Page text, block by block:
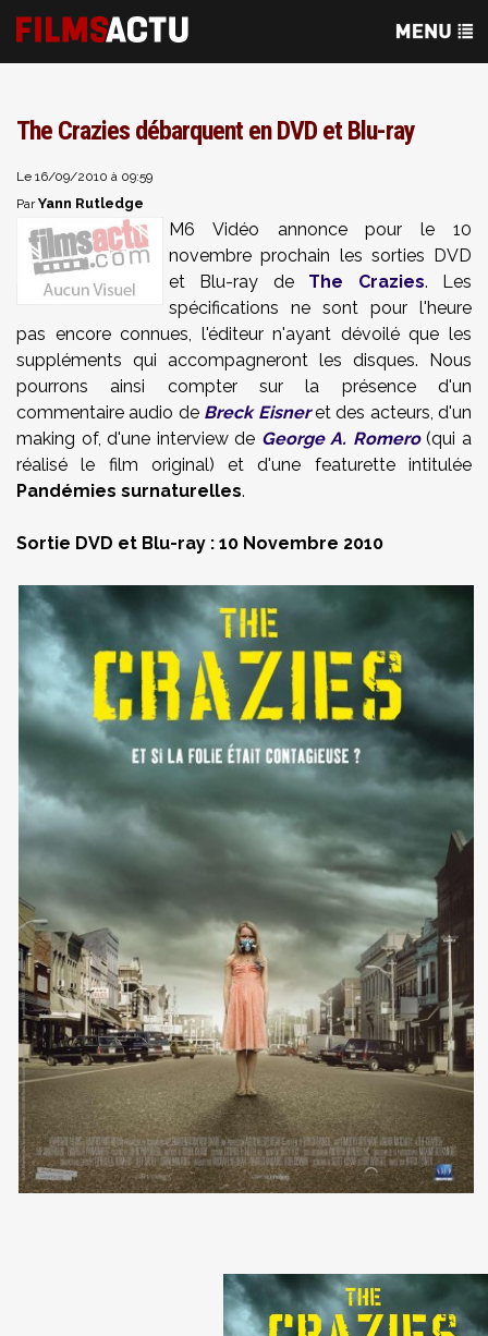
The Crazies débarquent en DVD et Blu-ray
Le 16/09/2010 à 09:59
ParYann Rutledge
M6 Vidéo annonce pour le 10
novembre prochain les sorties DVD
et Blu-ray de The Crazies. Les
spécifications ne sont pour l'heure
pas encore connues, l'éditeur n'ayant dévoilé que les
suppléments qui accompagneront les disques. Nous
pourrons ainsi compter sur la présence d'un
commentaire audio de Breck Eisneret des acteurs, d'un
making of, d'une interview de George A. Romero(qui a
réalisé le film original) et d'une featurette intitulée
Pandémies surnaturelles.
Sortie DVD et Blu-ray : 10 Novembre 2010